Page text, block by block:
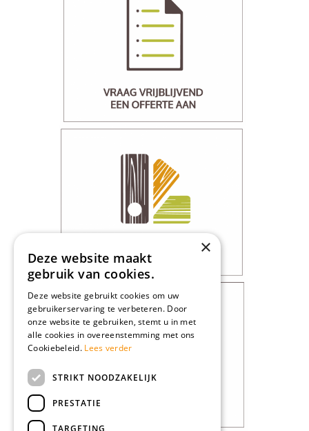
×
Deze website maakt
gebruik van cookies.
Deze website gebruikt cookies om uw
gebruikerservaring te verbeteren. Door
onze website te gebruiken, stemt u in met
alle cookies in overeenstemming met ons
Cookiebeleid. Lees verder
STRIKT NOODZAKELIJK
PRESTATIE
TARGETING